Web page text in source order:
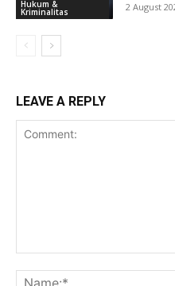
Hukum &
Kriminalitas 2 August
LEAVE A REPLY